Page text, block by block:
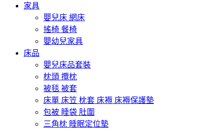
家具
嬰兒床 網床
搖椅 餐椅
嬰幼兒家具
床品
嬰兒床品套裝
枕頭 攬枕
被毯 被套
床單 床笠 枕套 床褥 床褥保護墊
包被 睡袋 肚圍
三角枕 睡眠定位墊